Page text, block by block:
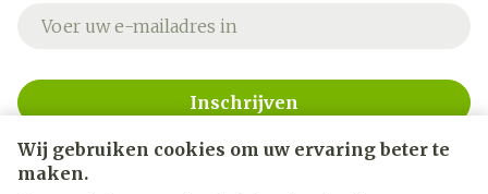
Wij gebruiken cookies om uw ervaring beter te
maken.
Inschrijven
Door op inschrijven te klikken, schrijft u zich in voor onze
nieuwsbrief en gaat u akkoord met onze